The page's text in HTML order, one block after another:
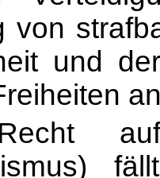
von
und
auf